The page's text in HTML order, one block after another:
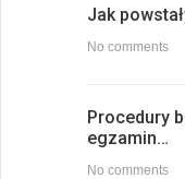
Jak
No comments
Procedury
egzamin…
No comments